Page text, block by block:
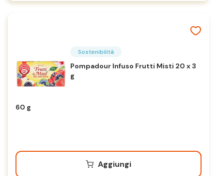
Sostenibilità
Pompadour Infuso Frutti Misti 20 x 3
g
60 g
Aggiungi